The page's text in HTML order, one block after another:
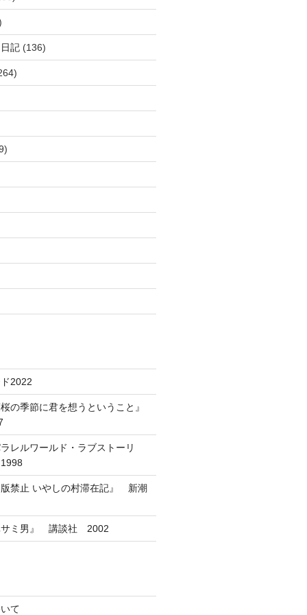
記(136)
2022
の季節に君を想うということ』
レルワールド・ラブストーリ
禁止 いやしの村滞在記』 新潮
ミ男』 講談社 2002
て